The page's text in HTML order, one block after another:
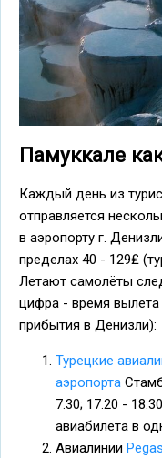
Памуккале
Каждый день из
отправляется
в аэропорту г.
пределах 40 - 129₤
Летают самолёты
цифра - время вылета
прибытия в Денизли):
Турецкие
аэропорта
7.30; 17.20 -
авиабилета в
Авиалинии